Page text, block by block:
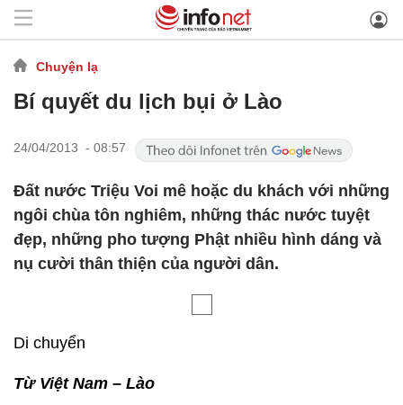
Chuyện lạ
Bí quyết du lịch bụi ở Lào
24/04/2013 - 08:57
Đất nước Triệu Voi mê hoặc du khách với những
ngôi chùa tôn nghiêm, những thác nước tuyệt
đẹp, những pho tượng Phật nhiều hình dáng và
nụ cười thân thiện của người dân.
Di chuyển
Từ Việt Nam – Lào